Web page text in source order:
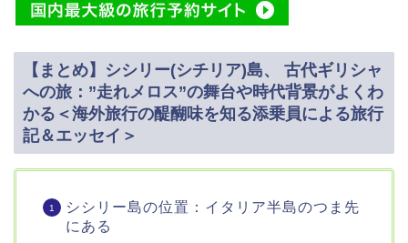
【まとめ】シシリー(シチリア)島、 古代ギリシャ
への旅：”走れメロス”の舞台や時代背景がよくわ
かる＜海外旅行の醍醐味を知る添乗員による旅行
記＆エッセイ＞
シシリー島の位置：イタリア半島のつま先
にある